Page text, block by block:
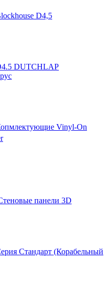
D4,5
DUTCHLAP
Vinyl-On
панели 3D
Стандарт (Корабельный